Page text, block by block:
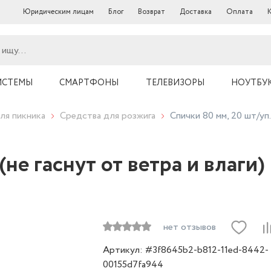
Юридическим лицам Блог Возврат Доставка Оплата
СМАРТФОНЫ ТЕЛЕВИЗОРЫ
пикника Средства для розжига Спички 80 мм, 20 шт/
гаснут от ветра и
нет отзывов
Артикул: #3f8645b2-b812-11ed-8442-
00155d7fa944